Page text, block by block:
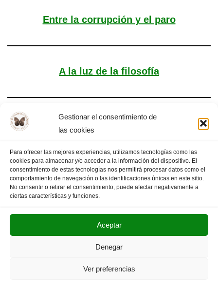
Gestionar el consentimiento de
las cookies
Para ofrecer las mejores experiencias, utilizamos tecnologías como las
cookies para almacenar y/o acceder a la información del dispositivo. El
consentimiento de estas tecnologías nos permitirá procesar datos como el
comportamiento de navegación o las identificaciones únicas en este sitio.
No consentir o retirar el consentimiento, puede afectar negativamente a
ciertas características y funciones.
Aceptar
Denegar
Ver preferencias
Entre la corrupción y el paro
A la luz de la filosofía
Triste alegría
1 2 3 … 7 PÁGINA SIGUIENTE
POLITICA DE PRIVACIDAD
AVISO LEGAL